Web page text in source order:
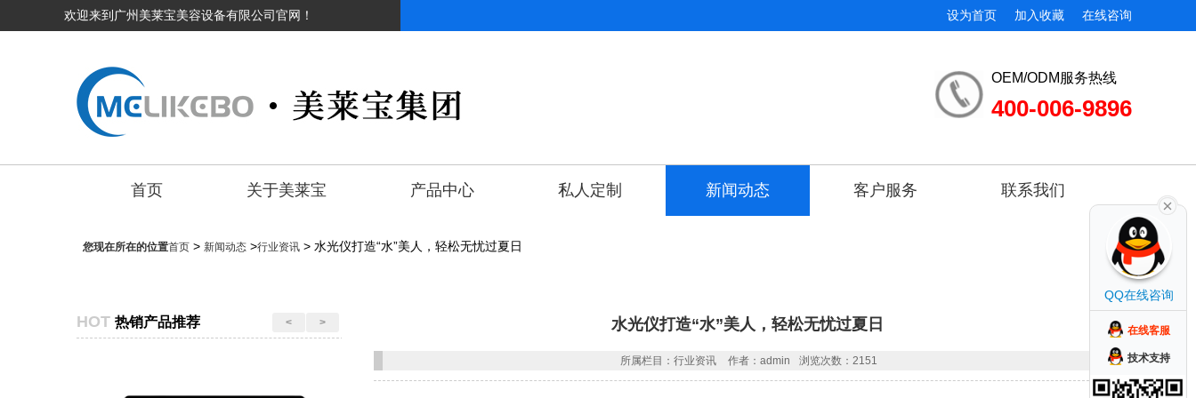
欢迎来到广州美莱宝美容设备有限公司官网！ 在线咨询
加入收藏
设为首页
OEM/ODM服务热线
400-006-9896
首页 关于美莱宝 产品中心 私人定制 新闻动态 客户服务 联系我们
您现在所在的位置首页> 新闻动态>行业资讯> 水光仪打造“水”美人，轻松无忧过夏日
HOT 热销产品推荐 < > 水光仪打造“水”美人，轻松无忧过夏日
所属栏目：行业资讯 作者：admin 浏览次数：2151
QQ在线咨询
在线客服
技术支持